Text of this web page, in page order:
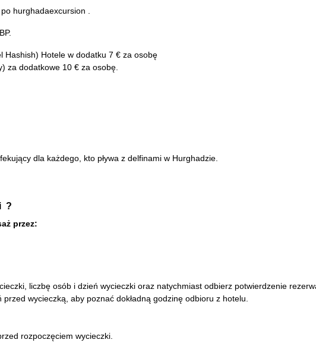
hurghadaexcursion .
Hashish) Hotele w dodatku 7 € za osobę
za dodatkowe 10 € za osobę.
dla każdego, kto pływa z delfinami w Hurghadzie.
?
przez:
liczbę osób i dzień wycieczki oraz natychmiast odbierz potwierdzenie
wycieczką, aby poznać dokładną godzinę odbioru z hotelu.
rozpoczęciem wycieczki.